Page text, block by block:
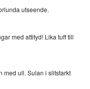
utseende.
med attityd! Lika tuff till
med ull. Sulan i slitstarkt